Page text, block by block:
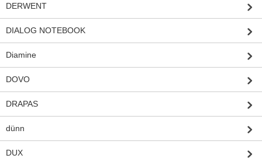
DERWENT
DIALOG NOTEBOOK
Diamine
DOVO
DRAPAS
dünn
DUX